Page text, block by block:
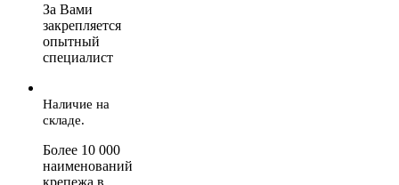
За Вами
закрепляется
опытный
специалист
Наличие на
складе.
Более 10 000
наименований
крепежа в